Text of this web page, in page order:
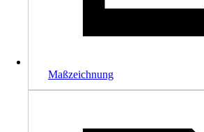
Maßzeichnung